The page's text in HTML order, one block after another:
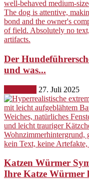
Der
und was...
27. Juli 2025
Katzen Würmer
Ihre Katze Würmer